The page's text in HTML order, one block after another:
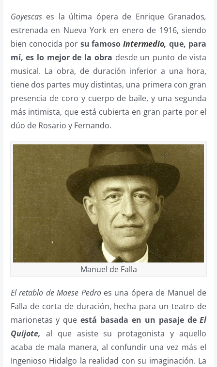
Goyescases la última ópera de Enrique Granados,
estrenada en Nueva York en enero de 1916, siendo
bien conocida por su famoso Intermedio, que, para
mí, es lo mejor de la obra desde un punto de vista
musical. La obra, de duración inferior a una hora,
tiene dos partes muy distintas, una primera con gran
presencia de coro y cuerpo de baile, y una segunda
más intimista, que está cubierta en gran parte por el
dúo de Rosario y Fernando.
Manuel de Falla
El retablo de Maese Pedroes una ópera de Manuel de
Falla de corta de duración, hecha para un teatro de
marionetas y que está basada en un pasaje deEl
Quijote, al que asiste su protagonista y aquello
acaba de mala manera, al confundir una vez más el
Ingenioso Hidalgo la realidad con su imaginación. La